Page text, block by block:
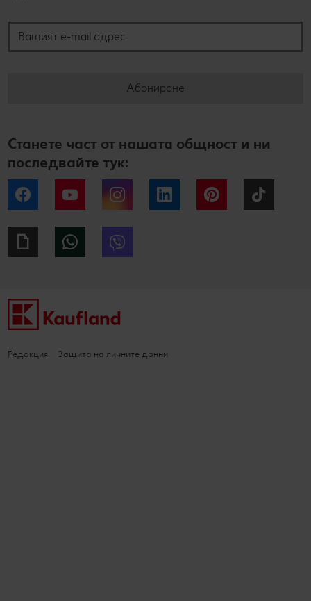
Абониране
Станете част от нашата общност и ни
последвайте тук:
Facebook YouTube Instagram LinkedIn Pinterest
Giphy WhatsApp
Редакция Защита на личните данни